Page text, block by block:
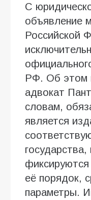
С
объявление
Российской
РФ. Об этом
адвокат
словам,
является
её порядок,
параметры.